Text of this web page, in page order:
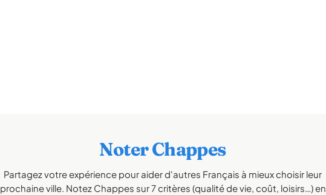
Noter Chappes
Partagez votre expérience pour aider d'autres Français à mieux choisir leur
prochaine ville. Notez Chappes sur 7 critères (qualité de vie, coût, loisirs…) en